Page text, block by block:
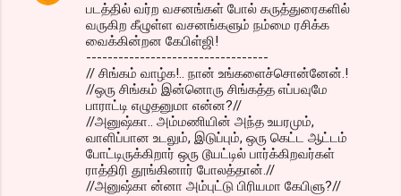
படத்தில் வர்ற வசனங்கள் போல் கருத்துரைகளில்
வருகிற கீழுள்ள வசனங்களும் நம்மை ரசிக்க
வைக்கின்றன கேபிள்ஜி!
----------------------------------
// சிங்கம் வாழ்க!.. நான் உங்களைச்சொன்னேன்.!
//ஒரு சிங்கம் இன்னொரு சிங்கத்த எப்பவுமே
பாராட்டி எழுதனுமா என்ன?//
//அனுஷ்கா.. அம்மணியின் அந்த உயரமும்,
வாளிப்பான உடலும், இடுப்பும், ஒரு கெட்ட ஆட்டம்
போட்டிருக்கிறார் ஒரு டூயட்டில் பார்க்கிறவர்கள்
ராத்திரி தூங்கினார் போலத்தான்.//
//அனுஷ்கா ன்னா அம்புட்டு பிரியமா கேபிளு?//